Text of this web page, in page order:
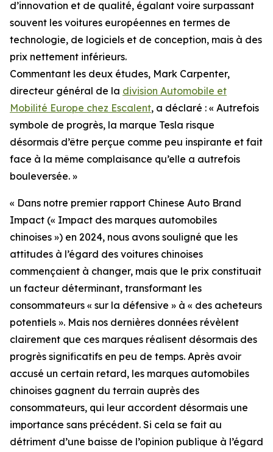
d’innovation et de qualité, égalant voire surpassant
souvent les voitures européennes en termes de
technologie, de logiciels et de conception, mais à des
prix nettement inférieurs.
Commentant les deux études, Mark Carpenter,
directeur général de la division Automobile et
Mobilité Europe chez Escalent, a déclaré : « Autrefois
symbole de progrès, la marque Tesla risque
désormais d’être perçue comme peu inspirante et fait
face à la même complaisance qu’elle a autrefois
bouleversée. »
« Dans notre premier rapport Chinese Auto Brand
Impact (« Impact des marques automobiles
chinoises ») en 2024, nous avons souligné que les
attitudes à l’égard des voitures chinoises
commençaient à changer, mais que le prix constituait
un facteur déterminant, transformant les
consommateurs « sur la défensive » à « des acheteurs
potentiels ». Mais nos dernières données révèlent
clairement que ces marques réalisent désormais des
progrès significatifs en peu de temps. Après avoir
accusé un certain retard, les marques automobiles
chinoises gagnent du terrain auprès des
consommateurs, qui leur accordent désormais une
importance sans précédent. Si cela se fait au
détriment d’une baisse de l’opinion publique à l’égard